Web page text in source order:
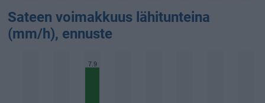
Sateen voimakkuus lähitunteina
(mm/h), ennuste
7.9